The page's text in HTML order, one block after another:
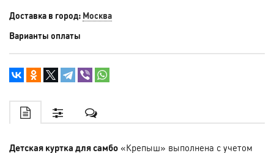
Доставка в город: Москва
Варианты оплаты
Детская куртка для самбо «Крепыш» выполнена с учетом